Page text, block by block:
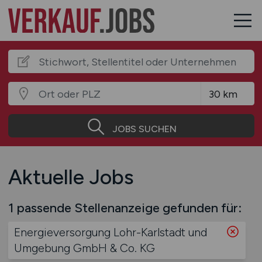
JOBS SUCHEN
Aktuelle Jobs
1 passende Stellenanzeige gefunden für:
Energieversorgung Lohr-Karlstadt und
Umgebung GmbH & Co. KG